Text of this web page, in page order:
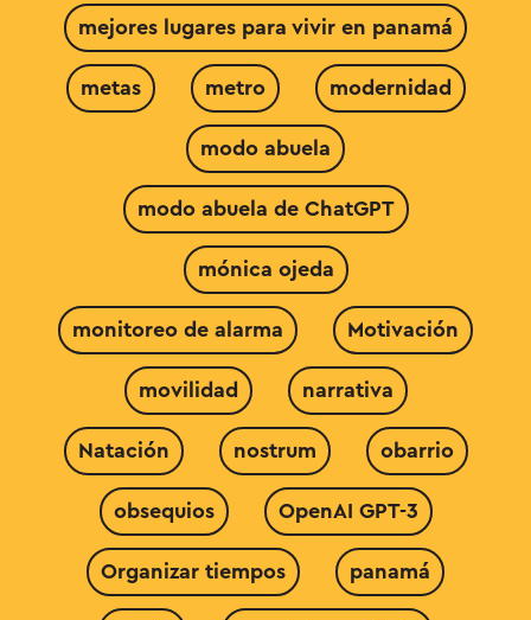
mejores lugares para vivir en panamá
metas metro modernidad
modo abuela
modo abuela de ChatGPT
mónica ojeda
monitoreo de alarma Motivación
movilidad narrativa
Natación nostrum obarrio
obsequios OpenAI GPT-3
Organizar tiempos panamá